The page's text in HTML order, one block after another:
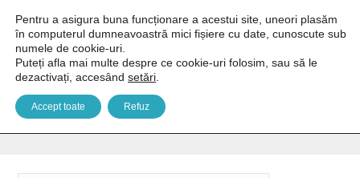
Mic dejun
Pentru a asigura buna funcționare a acestui site, uneori plasăm
în computerul dumneavoastră mici fișiere cu date, cunoscute sub
numele de cookie-uri.
Puteți afla mai multe despre ce cookie-uri folosim, sau să le
dezactivați, accesând setări
Accept toate Refuz